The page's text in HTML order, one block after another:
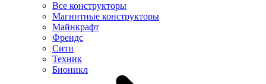
Все конструкторы
Магнитные конструкторы
Майнкрафт
Френдс
Сити
Техник
Бионикл